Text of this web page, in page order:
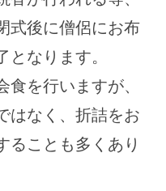
式後に僧侶にお布
なります。
を行いますが、
はなく、折詰をお
ることも多くあり